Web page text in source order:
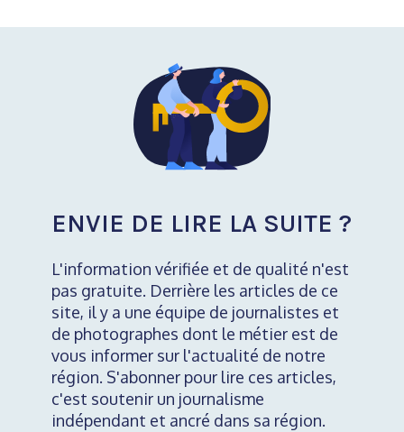
ENVIE DE LIRE LA SUITE ?
L'information vérifiée et de qualité n'est
pas gratuite. Derrière les articles de ce
site, il y a une équipe de journalistes et
de photographes dont le métier est de
vous informer sur l'actualité de notre
région. S'abonner pour lire ces articles,
c'est soutenir un journalisme
indépendant et ancré dans sa région.